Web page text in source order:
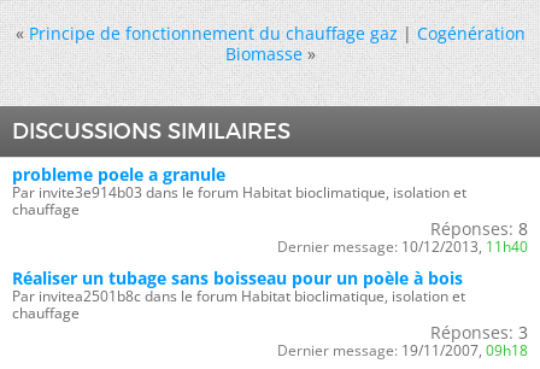
« Principe de fonctionnement du chauffage gaz|Cogénération
Biomasse »
DISCUSSIONS SIMILAIRES
probleme poele a granule
Par invite3e914b03 dans le forum Habitat bioclimatique, isolation et
chauffage
Réponses: 8
Dernier message: 10/12/2013, 11h40
Réaliser un tubage sans boisseau pour un poèle à bois
Par invitea2501b8c dans le forum Habitat bioclimatique, isolation et
chauffage
Réponses: 3
Dernier message: 19/11/2007, 09h18